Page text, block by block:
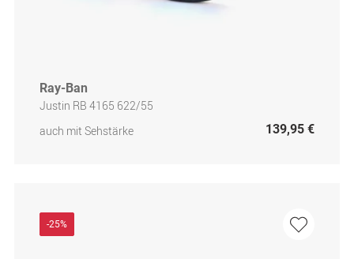
Ray-Ban
Justin RB 4165 622/55
auch mit Sehstärke
139,95 €
-25%